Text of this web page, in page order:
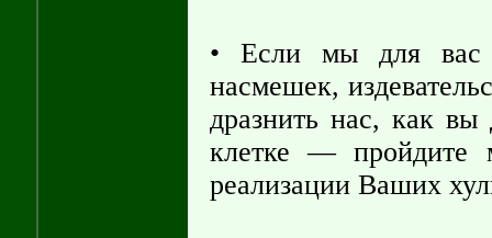
• Если мы для вас
насмешек,
дразнить нас, как
клетке — пройдите
реализации Ваших